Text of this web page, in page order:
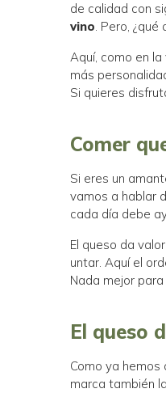
de calidad con
vino. Pero, ¿qué
Aquí, como en
más
Si quieres
Comer
Si eres un
vamos a hablar
cada día debe
El queso da
untar. Aquí el
Nada mejor
El queso
Como ya
marca también